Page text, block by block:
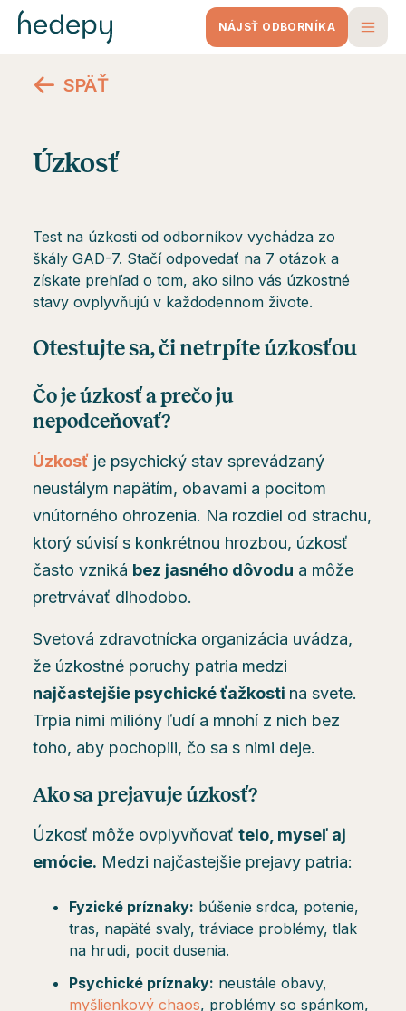
NÁJSŤ ODBORNÍKA
SPÄŤ
Úzkosť
Test na úzkosti od odborníkov vychádza zo
škály GAD-7. Stačí odpovedať na 7 otázok a
získate prehľad o tom, ako silno vás úzkostné
stavy ovplyvňujú v každodennom živote.
Otestujte sa, či netrpíte úzkosťou
Čo je úzkosť a prečo ju
nepodceňovať?
Úzkosť je psychický stav sprevádzaný
neustálym napätím, obavami a pocitom
vnútorného ohrozenia. Na rozdiel od strachu,
ktorý súvisí s konkrétnou hrozbou, úzkosť
často vzniká bez jasného dôvodu a môže
pretrvávať dlhodobo.
Svetová zdravotnícka organizácia uvádza,
že úzkostné poruchy patria medzi
najčastejšie psychické ťažkosti na svete.
Trpia nimi milióny ľudí a mnohí z nich bez
toho, aby pochopili, čo sa s nimi deje.
Ako sa prejavuje úzkosť?
Úzkosť môže ovplyvňovať telo, myseľ aj
emócie. Medzi najčastejšie prejavy patria:
Fyzické príznaky: búšenie srdca, potenie,
tras, napäté svaly, tráviace problémy, tlak
na hrudi, pocit dusenia.
Psychické príznaky: neustále obavy,
myšlienkový chaos, problémy so spánkom,